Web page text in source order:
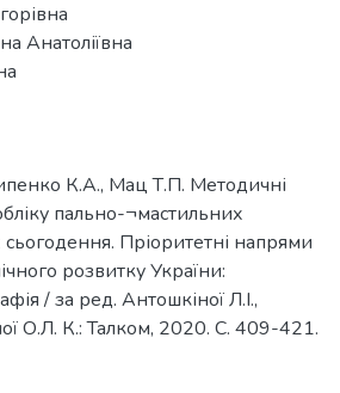
Анатоліївна
К.А., Мац Т.П. Методичні
пально-¬мастильних
сьогодення. Пріоритетні напрями
розвитку України:
/ за ред. Антошкіної Л.І.,
О.Л. К.: Талком, 2020. С. 409-421.